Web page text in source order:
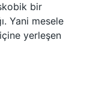
bir
Yani mesele
yerleşen